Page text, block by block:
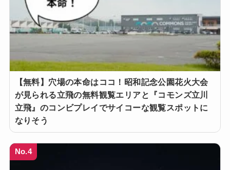
【無料】穴場の本命はココ！昭和記念公園花火大会
が見られる立飛の無料観覧エリアと『コモンズ立川
立飛』のコンビプレイでサイコーな観覧スポットに
なりそう
No.4